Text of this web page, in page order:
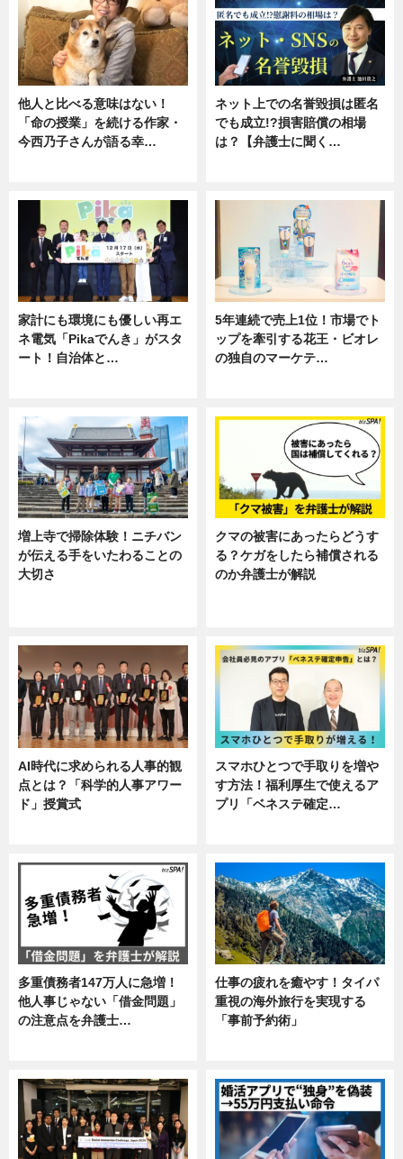
他人と比べる意味はない！
「命の授業」を続ける作家・
今西乃子さんが語る幸…
ネット上での名誉毀損は匿名
でも成立!?損害賠償の相場
は？【弁護士に聞く…
家計にも環境にも優しい再エ
ネ電気「Pikaでんき」がスタ
ート！自治体と…
5年連続で売上1位！市場でト
ップを牽引する花王・ビオレ
の独自のマーケテ…
増上寺で掃除体験！ニチバン
が伝える手をいたわることの
大切さ
クマの被害にあったらどうす
る？ケガをしたら補償される
のか弁護士が解説
AI時代に求められる人事的観
点とは？「科学的人事アワー
ド」授賞式
スマホひとつで手取りを増や
す方法！福利厚生で使えるア
プリ「ベネステ確定…
多重債務者147万人に急増！
他人事じゃない「借金問題」
の注意点を弁護士…
仕事の疲れを癒やす！タイパ
重視の海外旅行を実現する
「事前予約術」